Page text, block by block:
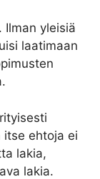
Ilman yleisiä
laatimaan
itse ehtoja ei
lakia,
lakia.